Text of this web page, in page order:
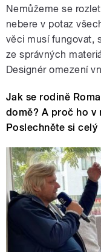
Nemůžeme se
nebere v potaz
věci musí fungovat,
ze správných
Designér omezení
Jak se rodině
domě? A proč ho v
Poslechněte si celý